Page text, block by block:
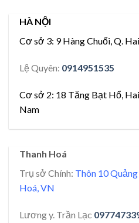
HÀ NỘI
Cơ sở 3: 9 Hàng Chuối, Q.
Lệ Quyên: 0914951535
Cơ sở 2: 18 Tăng Bạt Hổ,
Nam
Thanh Hoá
Trụ sở Chính: Thôn 10
Hoá, VN
Lương y. Trần Lạc